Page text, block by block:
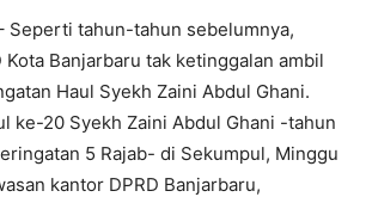
Seperti tahun-tahun sebelumnya,
Kota Banjarbaru tak ketinggalan ambil
Haul Syekh Zaini Abdul Ghani.
ke-20 Syekh Zaini Abdul Ghani -tahun
5 Rajab- di Sekumpul, Minggu
kantor DPRD Banjarbaru,